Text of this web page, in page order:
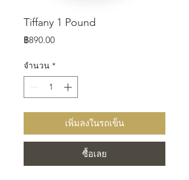
Tiffany 1 Pound
฿890.00ราคา
จำนวน *
เพิ่มลงในรถเข็น
ซื้อเลย